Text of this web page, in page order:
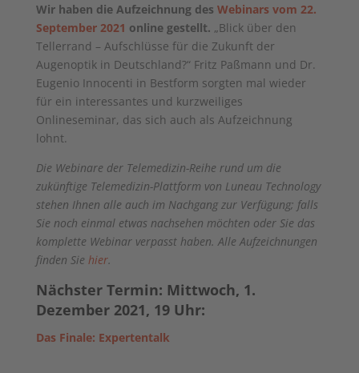
Wir haben die Aufzeichnung des Webinars vom 22.
September 2021 online gestellt. „Blick über den
Tellerrand – Aufschlüsse für die Zukunft der
Augenoptik in Deutschland?“ Fritz Paßmann und Dr.
Eugenio Innocenti in Bestform sorgten mal wieder
für ein interessantes und kurzweiliges
Onlineseminar, das sich auch als Aufzeichnung
lohnt.
Die Webinare der Telemedizin-Reihe rund um die
zukünftige Telemedizin-Plattform von Luneau Technology
stehen Ihnen alle auch im Nachgang zur Verfügung; falls
Sie noch einmal etwas nachsehen möchten oder Sie das
komplette Webinar verpasst haben. Alle Aufzeichnungen
finden Sie hier.
Nächster Termin: Mittwoch, 1.
Dezember 2021, 19 Uhr:
Das Finale: Expertentalk